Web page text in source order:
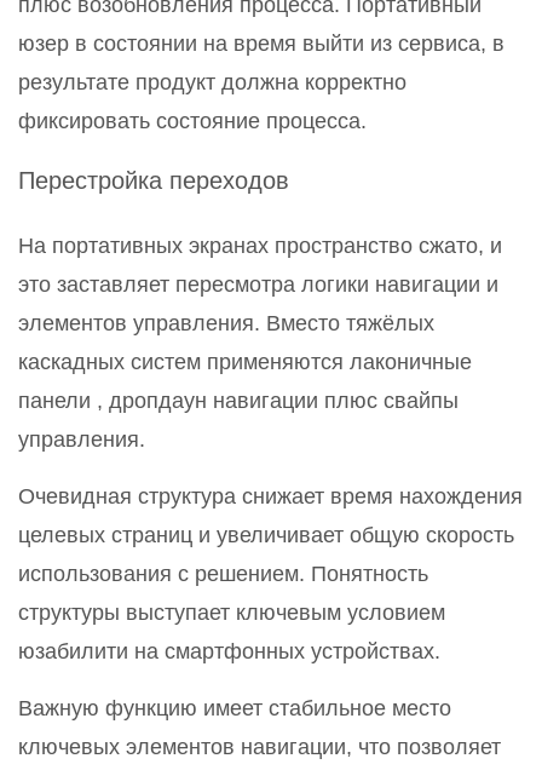
плюс возобновления процесса. Портативный
юзер в состоянии на время выйти из сервиса, в
результате продукт должна корректно
фиксировать состояние процесса.
Перестройка переходов
На портативных экранах пространство сжато, и
это заставляет пересмотра логики навигации и
элементов управления. Вместо тяжёлых
каскадных систем применяются лаконичные
панели , дропдаун навигации плюс свайпы
управления.
Очевидная структура снижает время нахождения
целевых страниц и увеличивает общую скорость
использования с решением. Понятность
структуры выступает ключевым условием
юзабилити на смартфонных устройствах.
Важную функцию имеет стабильное место
ключевых элементов навигации, что позволяет